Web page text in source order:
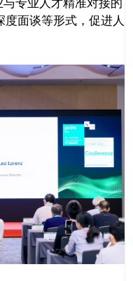
面谈等形式，促进人